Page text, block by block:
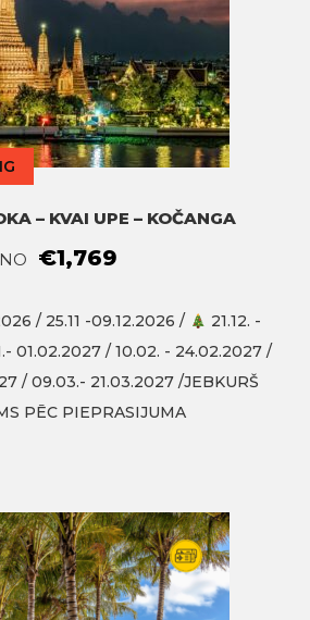
– KVAI UPE – KOČANGA
NO
€1,769
/ 25.11 -09.12.2026 /
21.12. -
01.02.2027 / 10.02. - 24.02.2027 /
/ 09.03.- 21.03.2027 /JEBKURŠ
PĒC PIEPRASIJUMA